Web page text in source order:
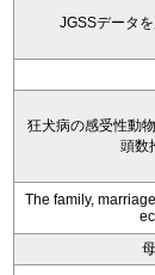
JGSSデータ
狂犬病の感受性動
頭数
The family,